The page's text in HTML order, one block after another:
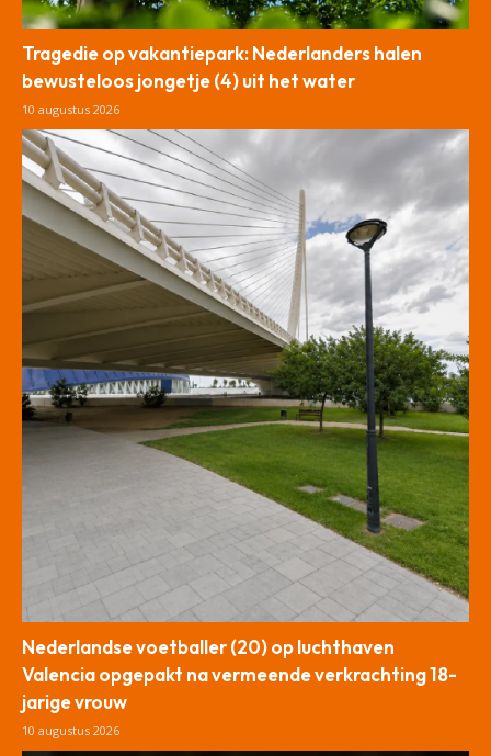
Tragedie op vakantiepark: Nederlanders halen
bewusteloos jongetje (4) uit het water
10 augustus 2026
Nederlandse voetballer (20) op luchthaven
Valencia opgepakt na vermeende verkrachting 18-
jarige vrouw
10 augustus 2026